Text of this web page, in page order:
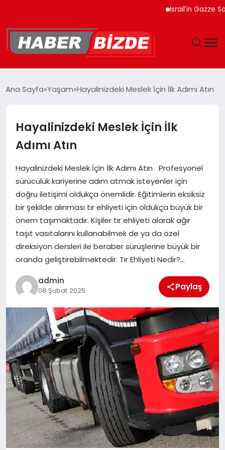
İsrail’in Gazze
YAŞAM
EKONOMI
MAGAZIN
SPOR
TEKNOLOJI
Ana Sayfa Yaşam Hayalinizdeki Meslek İçin İlk Adımı Atın
Hayalinizdeki Meslek İçin İlk
Adımı Atın
Hayalinizdeki Meslek İçin İlk Adımı Atın Profesyonel
sürücülük kariyerine adım atmak isteyenler için
doğru iletişimi oldukça önemlidir. Eğitimlerin eksiksiz
bir şekilde alınması tır ehliyeti için oldukça büyük bir
önem taşımaktadır. Kişiler tır ehliyeti alarak ağır
taşıt vasıtalarını kullanabilmek de ya da özel
direksiyon dersleri ile beraber sürüşlerine büyük bir
oranda geliştirebilmektedir. Tır Ehliyeti Nedir?…
admin
08 Şubat 2025 Paylaş